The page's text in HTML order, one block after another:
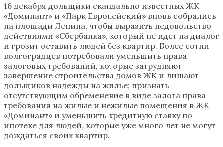
16 декабря дольщики скандально известных ЖК
«Доминант» и «Парк Европейский» вновь собрались
на площади Ленина, чтобы выразить недовольство
действиями «Сбербанка», который не идет на диалог
и грозит оставить людей без квартир. Более сотни
волгоградцев потребовали уменьшить права
залоговых требований, которые затрудняют
завершение строительства домов ЖК и лишают
дольщиков надежды на жилье; признать
отсутствующим обременение в виде залога права
требования на жилые и нежилые помещения в ЖК
«Доминант» и уменьшить кредитную ставку по
ипотеке для людей, которые уже много лет не могут
дождаться своих квартир.